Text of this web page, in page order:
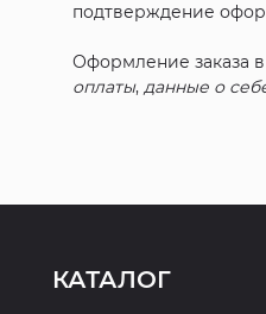
подтверждение
Оформление заказа
оплаты,данные о
КАТАЛОГ